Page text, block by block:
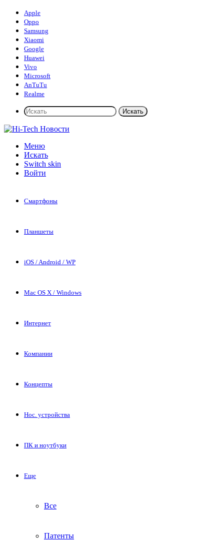
Apple
Oppo
Samsung
Xiaomi
Google
Huawei
Vivo
Microsoft
AnTuTu
Realme
Искать
Меню
Искать
Switch skin
Войти
Смартфоны
Планшеты
iOS / Android / WP
Mac OS X / Windows
Интернет
Компании
Концепты
Нос. устройства
ПК и ноутбуки
Еще
Все
Патенты